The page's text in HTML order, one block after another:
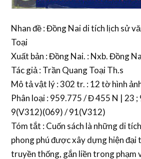
Nhan đề : Đồng Nai di tích lịch sử
Toại
Xuất bản : Đồng Nai. : Nxb. Đồng
Tác giả : Trần Quang Toại Th.s
Mô tả vật lý : 302 tr. : 12 tờ hình
Phân loại : 959.775 / Đ 455 N | 23
9(V312)(069) / 91(V312)
Tóm tắt : Cuốn sách là những di
phong phú được xây dựng hiện đại
truyền thống, gắn liền trong phạm